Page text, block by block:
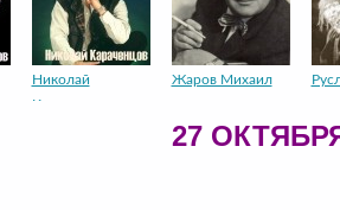
Николай
Карачен...
Жаров Михаил
27